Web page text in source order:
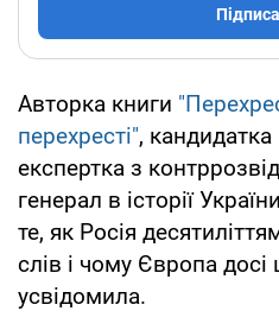
Авторка книги
перехресті", кандидатка
експертка з
генерал в історії
те, як Росія
слів і чому Європа
усвідомила.